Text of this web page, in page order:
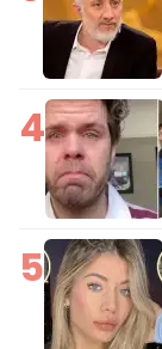
4
5